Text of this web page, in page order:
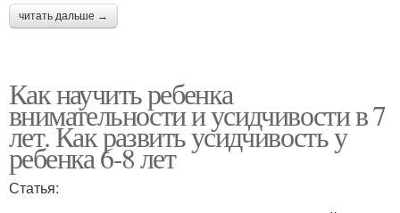
читать дальше →
Как научить ребенка
внимательности и усидчивости в 7
лет. Как развить усидчивость у
ребенка 6-8 лет
Статья: